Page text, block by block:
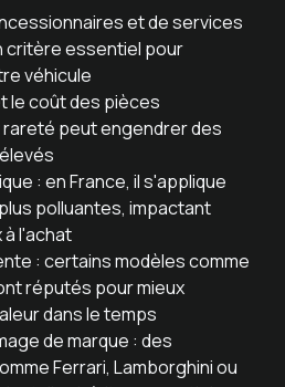
et de services
critère essentiel pour
véhicule
le coût des pièces
peut engendrer des
: en France, il s'applique
polluantes, impactant
l'achat
: certains modèles comme
réputés pour mieux
dans le temps
de marque : des
Ferrari, Lamborghini ou